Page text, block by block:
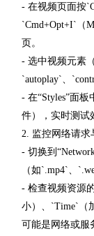
- 在视频页面按
`Cmd+Opt+I`（
页。
- 选中视频元素
`autoplay`、
- 在“Styles”面
件），实时测试
2. 监控网络请求
- 切换到
（如`.mp4`、
- 检查视频资源
小）、`Time`（
可能是网络或服